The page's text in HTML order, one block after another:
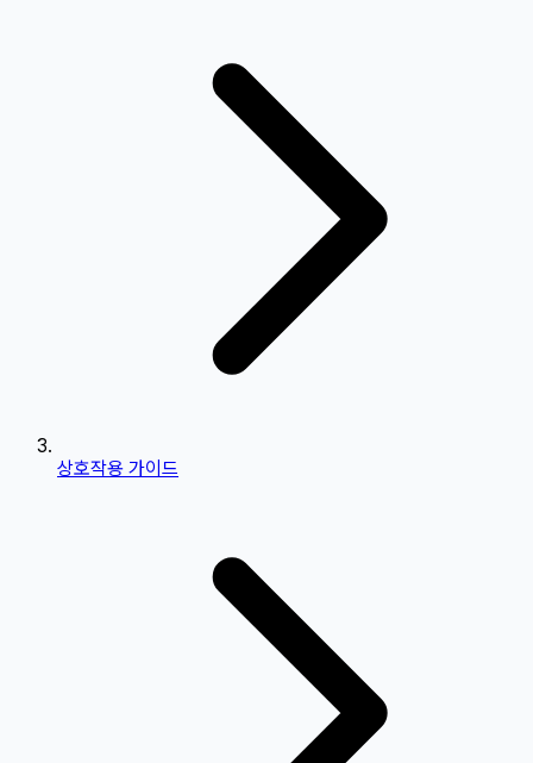
상호작용 가이드